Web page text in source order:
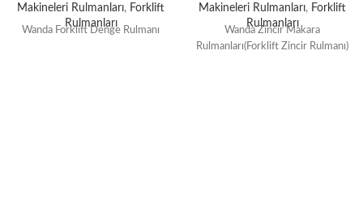
Makineleri Rulmanları, Forklift
Rulmanları
Wanda Forklift Denge Rulmanı
Makineleri Rulmanları, Forklift
Rulmanları
Wanda Zincir Makara
Rulmanları(Forklift Zincir Rulmanı)